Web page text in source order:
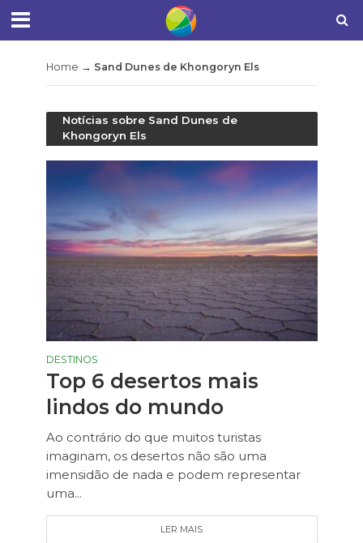
Home → Sand Dunes de Khongoryn Els
Notícias sobre Sand Dunes de
Khongoryn Els
DESTINOS
Top 6 desertos mais
lindos do mundo
Ao contrário do que muitos turistas
imaginam, os desertos não são uma
imensidão de nada e podem representar
uma...
LER MAIS